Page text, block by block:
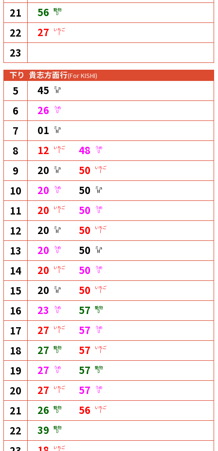
21 56 動物
D
22 27 いちご
I
23
下り 貴志方面行(For KISHI)
5 45 ミュ
M
6 26 うめ
U
7 01 ミュ
M
8 12 いちご
I 48 うめ
U
9 20 ミュ
M 50 いちご
I
10 20 うめ
U 50 ミュ
M
11 20 いちご
I 50 うめ
U
12 20 ミュ
M 50 いちご
I
13 20 うめ
U 50 ミュ
M
14 20 いちご
I 50 うめ
U
15 20 ミュ
M 50 いちご
I
16 23 うめ
U 57 動物
D
17 27 いちご
I 57 うめ
U
18 27 動物
D 57 いちご
I
19 27 うめ
U 57 動物
D
20 27 いちご
I 57 うめ
U
21 26 動物
D 56 いちご
I
22 39 動物
D
いちご